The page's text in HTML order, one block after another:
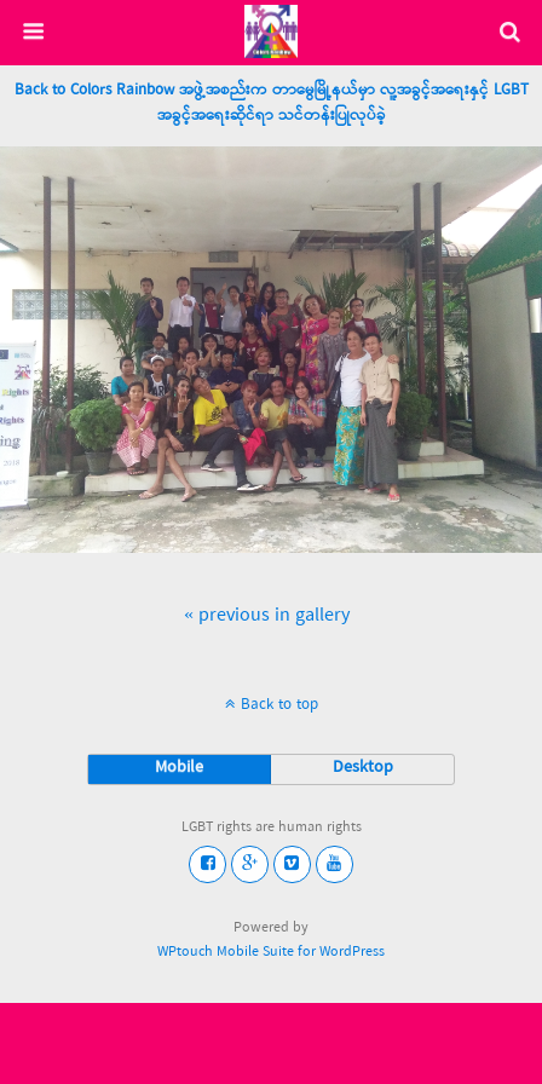
Back to Colors Rainbow အဖွဲ့အစည်းက တာမွေမြို့နယ်မှာ လူ့အခွင့်အရေးနှင့် LGBT
အခွင့်အရေးဆိုင်ရာ သင်တန်းပြုလုပ်ခဲ့
« previous in gallery
Back to top
Mobile Desktop
LGBT rights are human rights
Powered by
WPtouch Mobile Suite for WordPress